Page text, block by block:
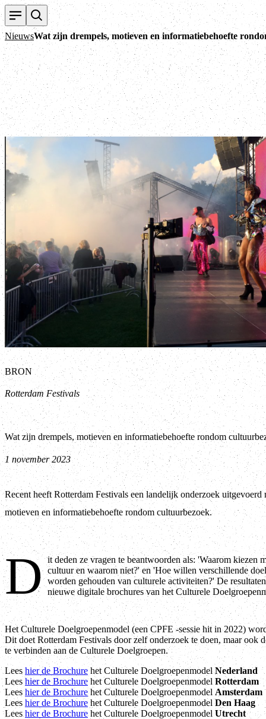
NieuwsWat zijn drempels, motieven en informatiebehoefte
BRON
Rotterdam Festivals
Wat zijn drempels, motieven en informatiebehoefte rondom
1 november 2023
Recent heeft Rotterdam Festivals een landelijk onderzoek uitgevoerd
motieven en informatiebehoefte rondom cultuurbezoek.
D it deden ze vragen te beantwoorden als: 'Waarom kiezen
cultuur en waarom niet?' en 'Hoe willen verschillende
worden gehouden van culturele activiteiten?' De
nieuwe digitale brochures van het Culturele
Het Culturele Doelgroepenmodel (een CPFE -sessie hit in 2022)
Dit doet Rotterdam Festivals door zelf onderzoek te doen, maar ook
te verbinden aan de Culturele Doelgroepen.
Leeshier de Brochure het Culturele DoelgroepenmodelNederland
Leeshier de Brochurehet Culturele Doelgroepenmodel Rotterdam
Leeshier de Brochurehet Culturele Doelgroepenmodel Amsterdam
Lees hier de Brochure het Culturele DoelgroepenmodelDen Haag
Leeshier de Brochurehet Culturele DoelgroepenmodelUtrecht